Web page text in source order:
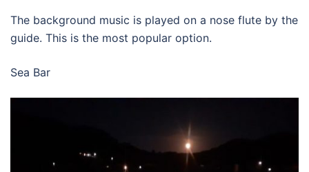
The background music is played on a nose flute by the
guide. This is the most popular option.
Sea Bar